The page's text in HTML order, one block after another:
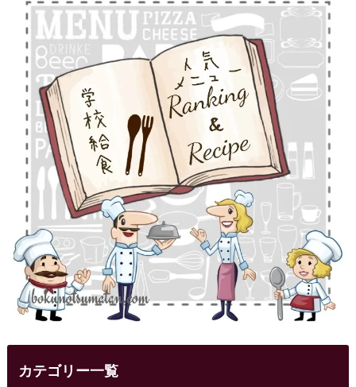
カテゴリー一覧